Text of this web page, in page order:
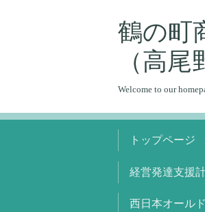
鶴の町
（高
Welcome to our
トップページ
経営発達支援
西日本オール